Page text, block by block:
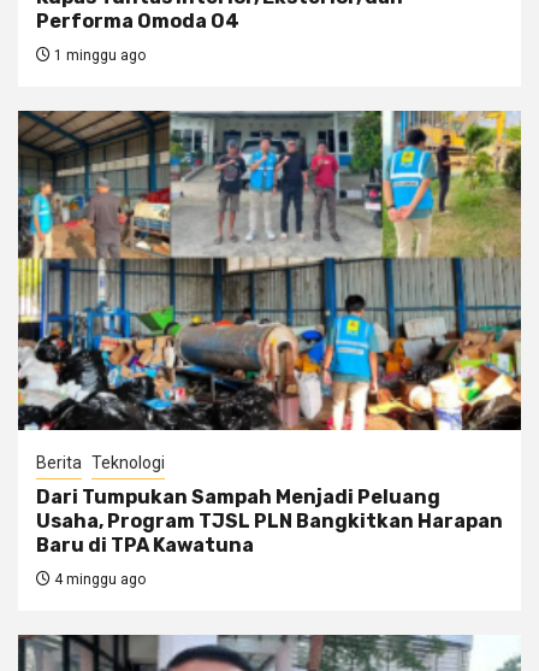
Performa Omoda O4
1 minggu ago
Berita Teknologi
Dari Tumpukan Sampah Menjadi Peluang
Usaha, Program TJSL PLN Bangkitkan Harapan
Baru di TPA Kawatuna
4 minggu ago